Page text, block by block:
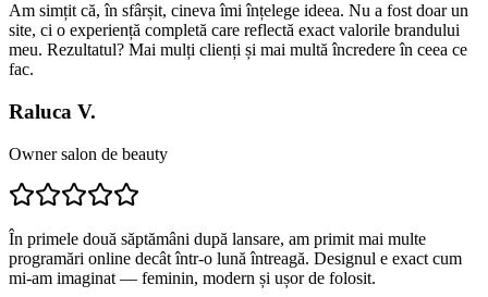
Am simțit că, în sfârșit, cineva îmi înțelege ideea. Nu a fost doar un
site, ci o experiență completă care reflectă exact valorile brandului
meu. Rezultatul? Mai mulți clienți și mai multă încredere în ceea ce
fac.
Raluca V.
Owner salon de beauty
În primele două săptămâni după lansare, am primit mai multe
programări online decât într-o lună întreagă. Designul e exact cum
mi-am imaginat — feminin, modern și ușor de folosit.